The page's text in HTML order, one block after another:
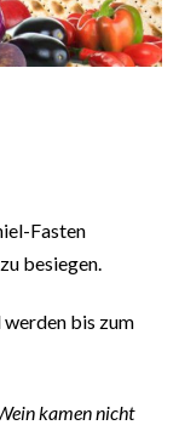
Fasten
besiegen.
bis zum
kamen nicht